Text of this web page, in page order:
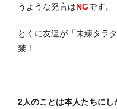
うような発言はNGです。
とくに友達が「未練タラ
禁！
2人のことは本人たちにし